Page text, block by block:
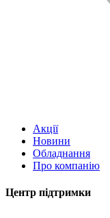
Акції
Новини
Обладнання
Про компанію
Центр підтримки